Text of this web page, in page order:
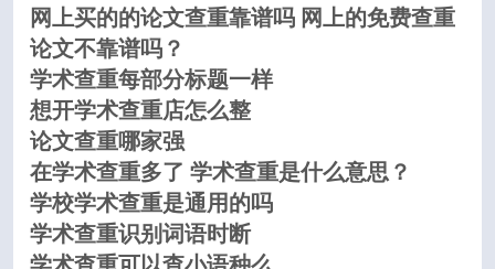
网上买的的论文查重靠谱吗 网上的免费查重
论文不靠谱吗？
学术查重每部分标题一样
想开学术查重店怎么整
论文查重哪家强
在学术查重多了 学术查重是什么意思？
学校学术查重是通用的吗
学术查重识别词语时断